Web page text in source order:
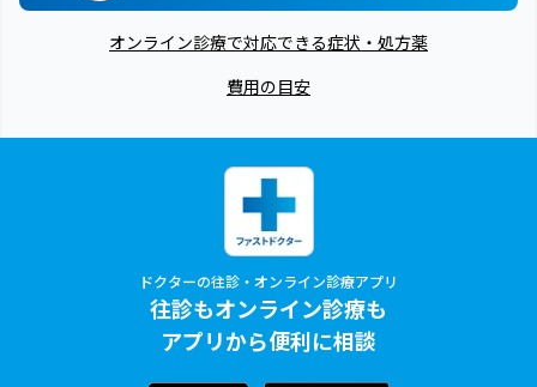
オンライン診療で対応できる症状・処方薬
費用の目安
ドクターの往診・オンライン診療アプリ
往診もオンライン診療も
アプリから便利に相談